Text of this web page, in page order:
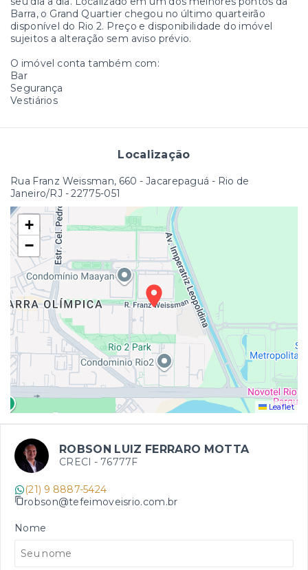
Barra, o Grand Quartier chegou no último quarteirão
disponível do Rio 2. Preço e disponibilidade do imóvel
sujeitos a alteração sem aviso prévio.
O imóvel conta também com:
Bar
Segurança
Vestiários
Localização
Rua Franz Weissman, 660 - Jacarepaguá - Rio de
Janeiro/RJ - 22775-051
+
−
Leaflet
ROBSON LUIZ FERRARO MOTTA
CRECI - 76777F
(21) 9 8887-5424
robson@tefeimoveisrio.com.br
Nome